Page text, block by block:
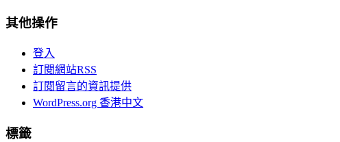
其他操作
登入
訂閱網站RSS
訂閱留言的資訊提供
WordPress.org 香港中文
標籤